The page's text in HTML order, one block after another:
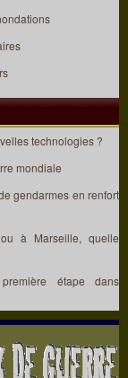
technologies ?
mondiale
gendarmes en renfort
à Marseille, quelle
étape dans